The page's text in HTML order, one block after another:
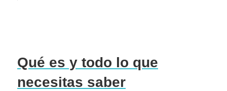
Qué es y todo lo que
necesitas saber